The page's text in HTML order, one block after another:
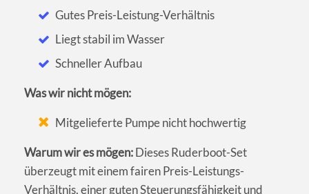
Gutes Preis-Leistung-Verhältnis
Liegt stabil im Wasser
Schneller Aufbau
Was wir nicht mögen:
Mitgelieferte Pumpe nicht hochwertig
Warum wir es mögen:Dieses Ruderboot-Set
überzeugt mit einem fairen Preis-Leistungs-
Verhältnis, einer guten Steuerungsfähigkeit und